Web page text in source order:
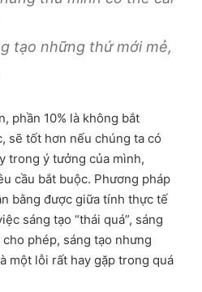
tạo những thứ mới mẻ,
phần 10% là không bắt
sẽ tốt hơn nếu chúng ta có
trong ý tưởng của mình,
cầu bắt buộc. Phương pháp
bằng được giữa tính thực tế
sáng tạo “thái quá”, sáng
phép, sáng tạo nhưng
một lỗi rất hay gặp trong quá